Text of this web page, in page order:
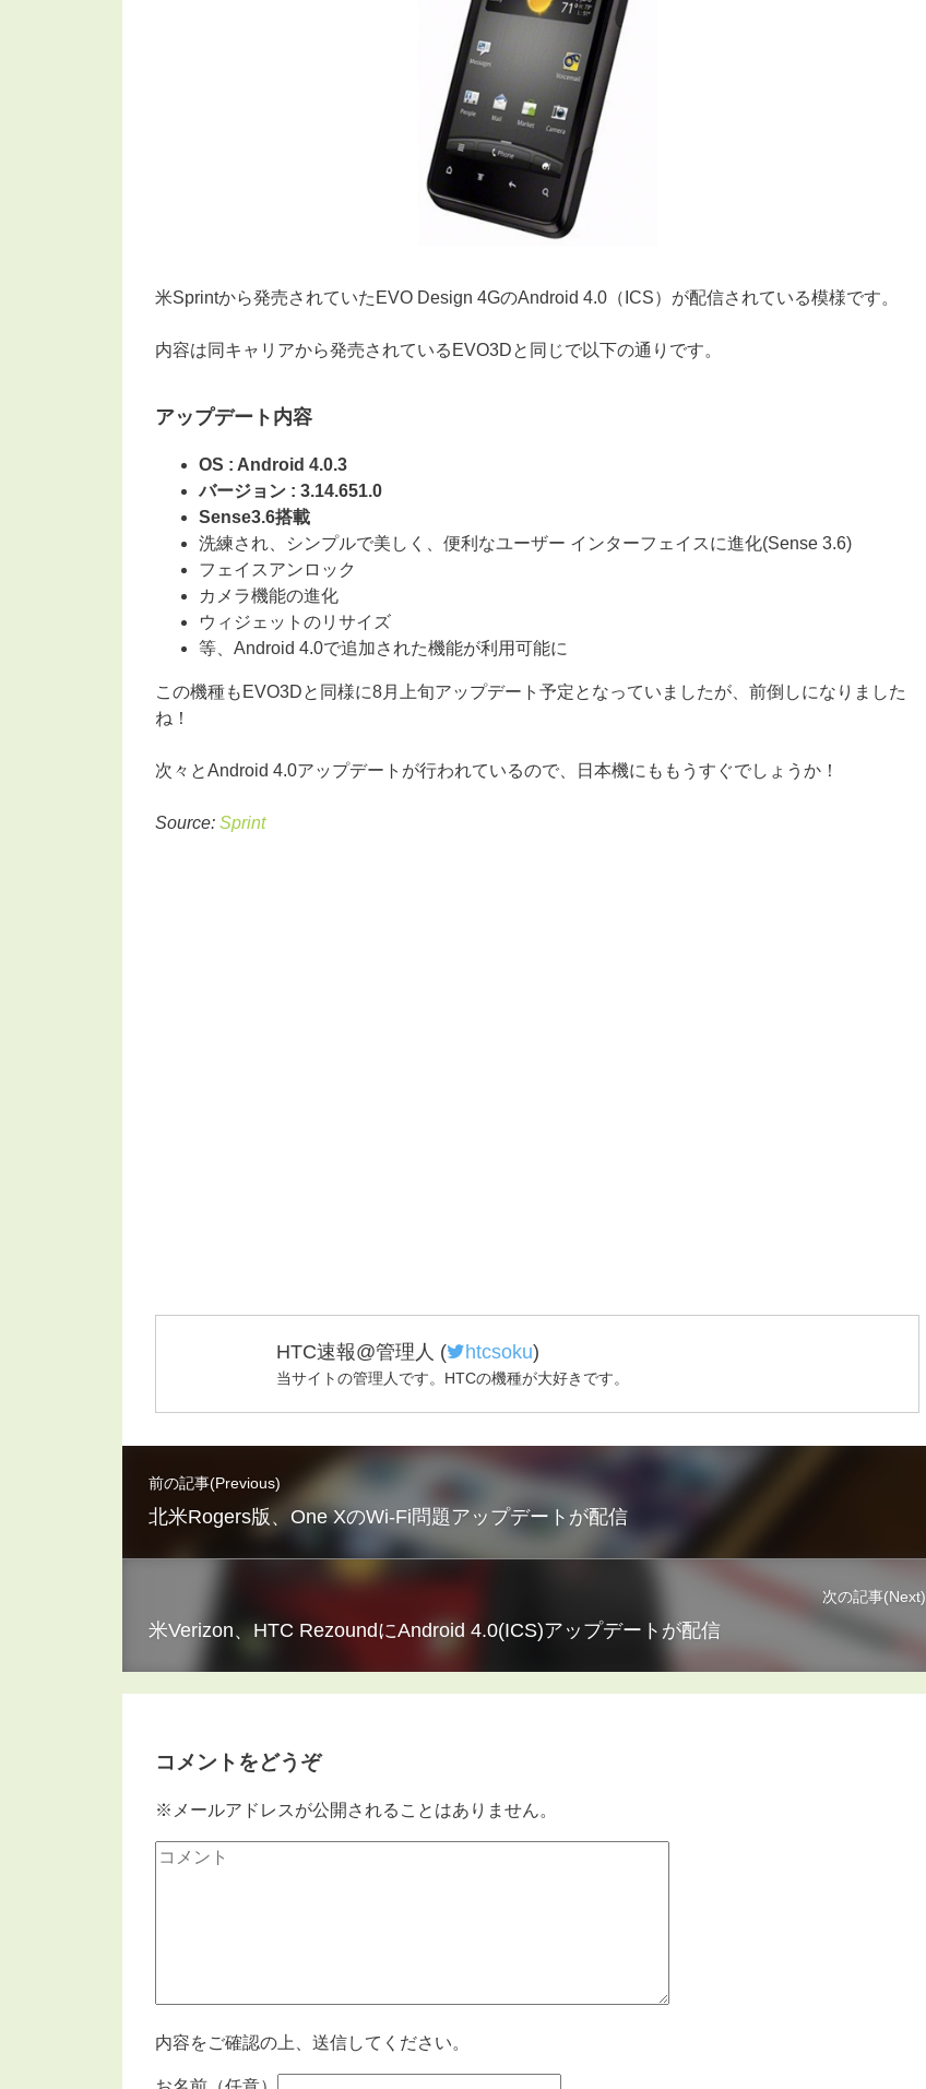
米Sprintから発売されていたEVO Design 4GのAndroid 4.0（ICS）が配信されている模様です。
内容は同キャリアから発売されているEVO3Dと同じで以下の通りです。
アップデート内容
OS : Android 4.0.3
バージョン : 3.14.651.0
Sense3.6搭載
洗練され、シンプルで美しく、便利なユーザー インターフェイスに進化(Sense 3.6)
フェイスアンロック
カメラ機能の進化
ウィジェットのリサイズ
等、Android 4.0で追加された機能が利用可能に
この機種もEVO3Dと同様に8月上旬アップデート予定となっていましたが、前倒しになりました
ね！
次々とAndroid 4.0アップデートが行われているので、日本機にももうすぐでしょうか！
Source: Sprint
HTC速報@管理人 ( htcsoku)
当サイトの管理人です。HTCの機種が大好きです。
前の記事(Previous)
北米Rogers版、One XのWi-Fi問題アップデートが配信
次の記事(Next)
米Verizon、HTC RezoundにAndroid 4.0(ICS)アップデートが配信
コメントをどうぞ
※メールアドレスが公開されることはありません。
内容をご確認の上、送信してください。